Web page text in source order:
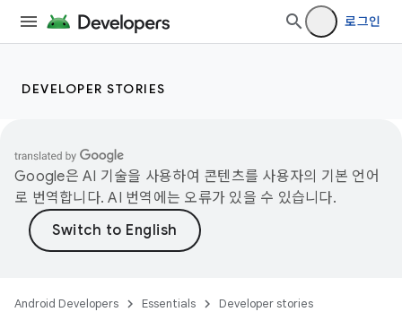
로그인
DEVELOPER STORIES
Google은 AI 기술을 사용하여 콘텐츠를 사용자의 기본 언어
로 번역합니다. AI 번역에는 오류가 있을 수 있습니다.
Android Developers Essentials Developer stories